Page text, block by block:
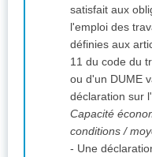
satisfait aux
l'emploi des
définies aux
11 du code du travail. La
ou d'un DUME
déclaration sur
Capacité
conditions /
- Une